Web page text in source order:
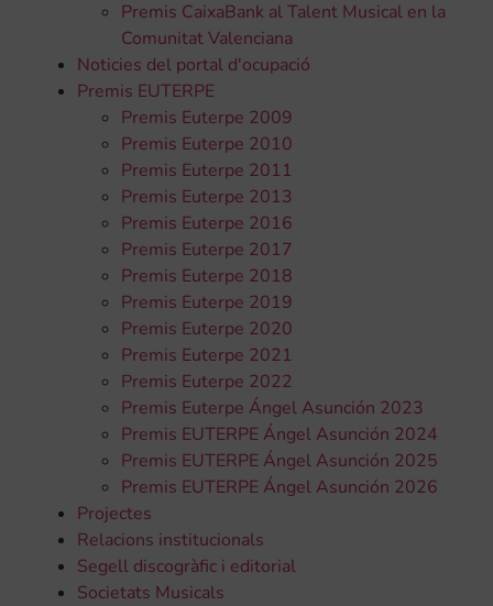
Premis CaixaBank al Talent Musical en la
Comunitat Valenciana
Noticies del portal d'ocupació
Premis EUTERPE
Premis Euterpe 2009
Premis Euterpe 2010
Premis Euterpe 2011
Premis Euterpe 2013
Premis Euterpe 2016
Premis Euterpe 2017
Premis Euterpe 2018
Premis Euterpe 2019
Premis Euterpe 2020
Premis Euterpe 2021
Premis Euterpe 2022
Premis Euterpe Ángel Asunción 2023
Premis EUTERPE Ángel Asunción 2024
Premis EUTERPE Ángel Asunción 2025
Premis EUTERPE Ángel Asunción 2026
Projectes
Relacions institucionals
Segell discogràfic i editorial
Societats Musicals